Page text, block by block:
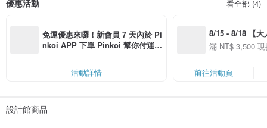
優惠活動 看全部 (4)
免運優惠來囉！新會員 7 天內於 Pi
nkoi APP 下單 Pinkoi 幫你付運
活動詳情
8/15 - 8/18 【大
季】滿
50
滿 NT$ 3,500
前往活動頁
設計館商品